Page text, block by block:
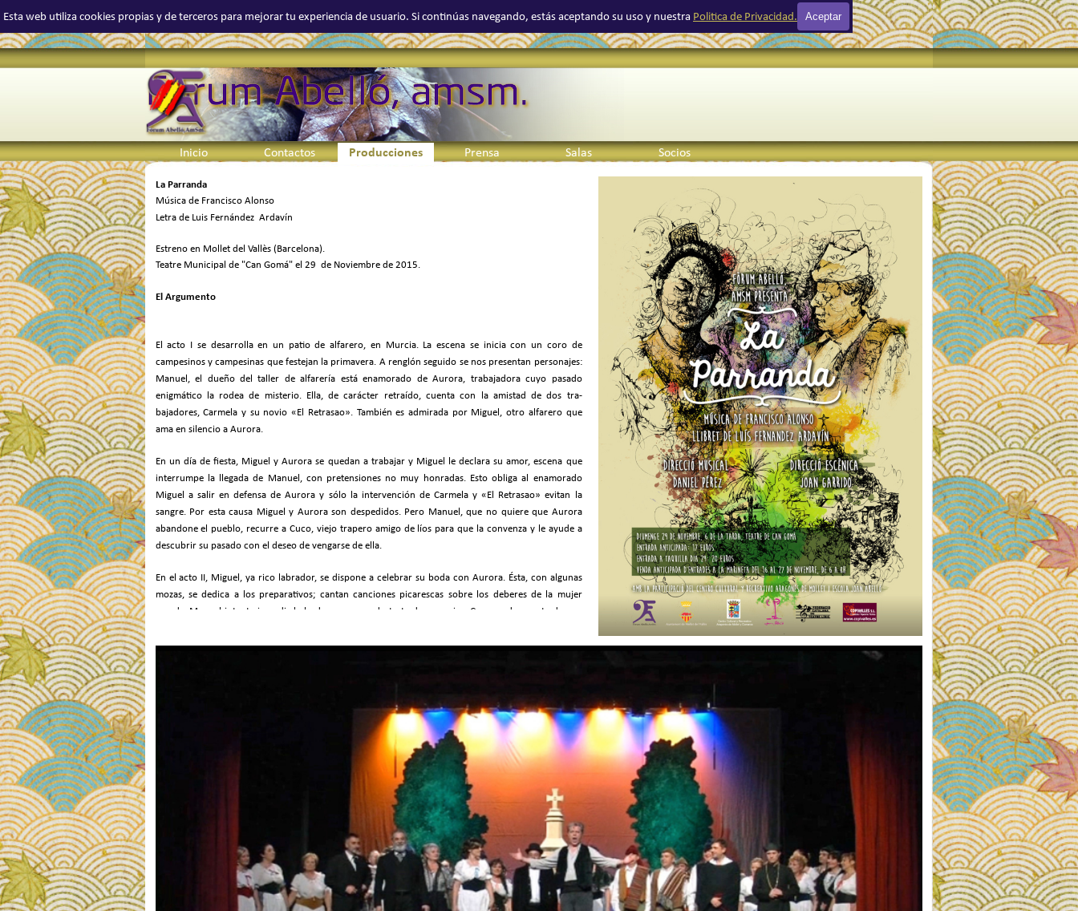
Esta web utiliza cookies propias y de terceros para mejorar tu experiencia de usuario. Si continúas navegando, estás aceptando su uso y nuestra Politica de Privacidad. Aceptar
Buscar
Select Language ▼
Saltar menú
Inicio Contactos ▼
Producciones ▼
Prensa Salas Socios
La Parranda
Música de Francisco Alonso
Letra de Luis Fernández Ardavín
Estreno en Mollet del Vallès (Barcelona).
Teatre Municipal de "Can Gomá" el 29 de Noviembre de 2015.
El Argumento
El acto I se desarrolla en un patio de alfarero, en Murcia. La escena se inicia con un coro de
campesinos y campesinas que festejan la primavera. A renglón seguido se nos presentan perso­najes:
Manuel, el dueño del taller de alfarería está enamorado de Aurora, trabajadora cuyo pasado
enigmático la rodea de miste­rio. Ella, de carácter retraído, cuenta con la amistad de dos tra­
bajadores, Carmela y su novio «El Retrasao». También es admi­rada por Miguel, otro alfarero que
ama en silencio a Aurora.
En un día de fiesta, Miguel y Aurora se quedan a trabajar y Miguel le declara su amor, escena que
interrumpe la llegada de Manuel, con pretensiones no muy honradas. Esto obliga al ena­morado
Miguel a salir en defensa de Aurora y sólo la interven­ción de Carmela y «El Retrasao» evitan la
sangre. Por esta cau­sa Miguel y Aurora son despedidos. Pero Manuel, que no quie­re que Aurora
abandone el pueblo, recurre a Cuco, viejo trape­ro amigo de líos para que la convenza y le ayude a
descubrir su pasado con el deseo de vengarse de ella.
En el acto II, Miguel, ya rico labrador, se dispone a celebrar su boda con Aurora. Ésta, con algunas
mozas, se dedica a los preparativos; cantan canciones picarescas sobre los deberes de la mujer
casada. Manuel intenta impedir la boda, pero cuando trata de recurrir a Cuco se da cuenta de que
la venganza.
la celebración cuando se presenta Manuel acompaña­do de la fuerza pública y detiene a la esposa, a
pesar de los esfuer­zos de Miguel. Aurora relata públicamente su caso y, a pesar de que el sacerdote
insiste en que el enlace es legal, pues Aurora tie­ne dispensa eclesiástica, la autoridad se lleva presa a
En el acto III Miguel, sumido en la desesperación, recibe la visita de Manuel, quien le confiesa su
arrepentimiento. Al pro­pio tiempo llega la noticia de que el preso ha muerto, con lo que cesan los